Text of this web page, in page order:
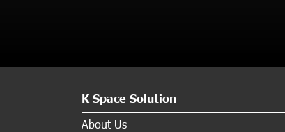
K Space Solution
About Us